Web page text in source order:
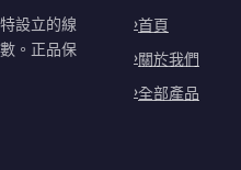
設立的線
。正品保
首頁
關於我們
全部產品